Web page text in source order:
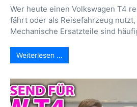
Wer heute einen Volkswagen T4
fährt oder als Reisefahrzeug
Mechanische Ersatzteile sind
Weiterlesen …